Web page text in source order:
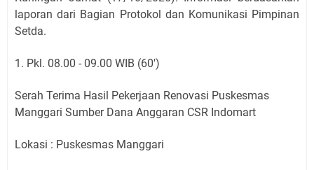
laporan dari Bagian Protokol dan Komunikasi Pimpinan
Setda.
1. Pkl. 08.00 - 09.00 WIB (60')
Serah Terima Hasil Pekerjaan Renovasi Puskesmas
Manggari Sumber Dana Anggaran CSR Indomart
Lokasi : Puskesmas Manggari